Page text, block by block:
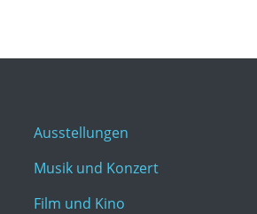
Ausstellungen
Musik und Konzert
Film und Kino